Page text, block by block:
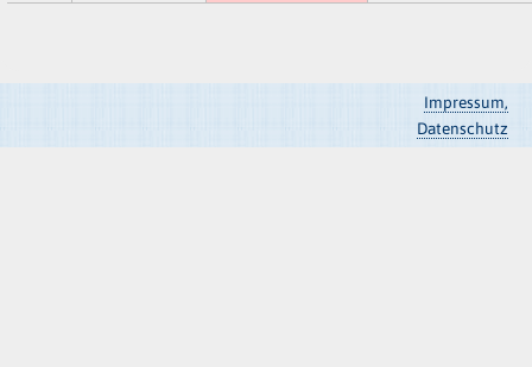
Impressum,
Datenschutz